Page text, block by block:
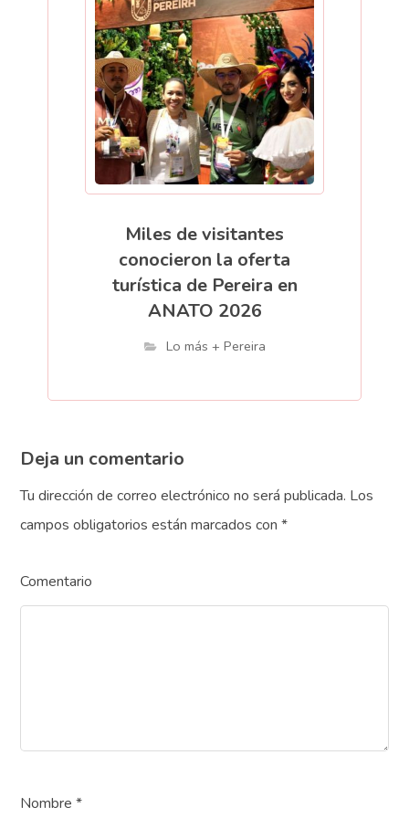
Miles de visitantes
conocieron la oferta
turística de Pereira en
ANATO 2026
Lo más + Pereira
Deja un comentario
Tu dirección de correo electrónico no será publicada. Los
campos obligatorios están marcados con*
Comentario
Nombre*